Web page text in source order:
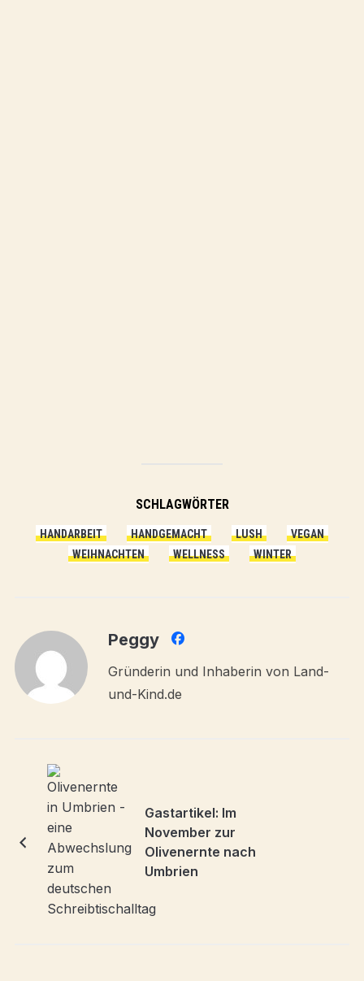
SCHLAGWÖRTER
HANDARBEIT HANDGEMACHT LUSH
VEGAN
WEIHNACHTEN
WELLNESS WINTER
Peggy
Gründerin und Inhaberin von Land-
und-Kind.de
Gastartikel: Im
November zur
Olivenernte nach
Umbrien